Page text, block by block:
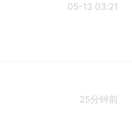
05-13 03:21
25分钟前